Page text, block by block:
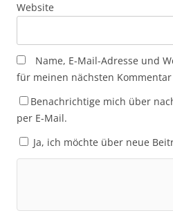
Website
Name, E-Mail-Adresse und
für meinen nächsten
Benachrichtige mich über
per E-Mail.
Ja, ich möchte über neue